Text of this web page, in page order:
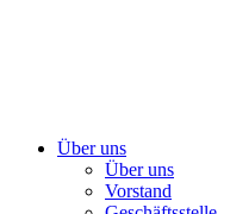
Über uns
Über uns
Vorstand